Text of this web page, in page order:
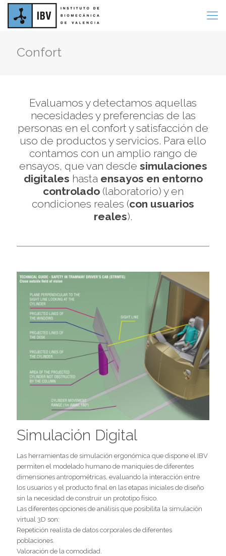
Confort
Evaluamos y detectamos aquellas
necesidades y preferencias de las
personas en el confort y satisfacción de
uso de productos y servicios. Para ello
contamos con un amplio rango de
ensayos, que van desde simulaciones
digitales hasta ensayos en entorno
controlado(laboratorio) y en
condiciones reales (con usuarios
reales).
Simulación Digital
Las herramientas de simulación ergonómica que dispone el IBV
permiten el modelado humano de maniquíes de diferentes
dimensiones antropométricas, evaluando la interacción entre
los usuarios y el producto final en las etapas iniciales de diseño
sin la necesidad de construir un prototipo físico.
Las diferentes opciones de análisis que posibilita la simulación
virtual 3D son:
Repetición realista de datos corporales de diferentes
poblaciones.
Valoración de la comodidad.